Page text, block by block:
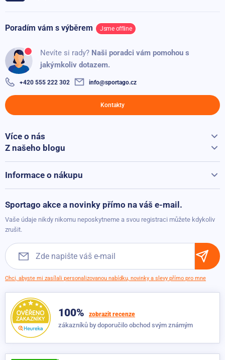
Poradím vám s výběrem Jsme offline
Nevíte si rady? Naši poradci vám pomohou s
jakýmkoliv dotazem.
+420 555 222 302 info@sportago.cz
Kontakty
Více o nás
Vše o Sportago
Kontakty
Z našeho blogu
Běžecké pásy při přepravě hýčkáme
Informace o nákupu
Možnosti platby
Obchodní podmínky
Sportago akce a novinky přímo na váš e-mail.
Vaše údaje nikdy nikomu neposkytneme a svou registraci můžete kdykoliv
zrušit.
Chci, abyste mi zasílali personalizovanou nabídku, novinky a slevy přímo pro mne
100% zobrazit recenze
zákazníků by doporučilo obchod svým známým